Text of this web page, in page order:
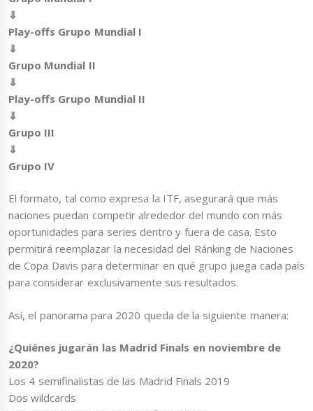
⇓
Play-offs Grupo Mundial I
⇓
Grupo Mundial II
⇓
Play-offs Grupo Mundial II
⇓
Grupo III
⇓
Grupo IV
El formato, tal como expresa la ITF, asegurará que más
naciones puedan competir alrededor del mundo con más
oportunidades para series dentro y fuera de casa. Esto
permitirá reemplazar la necesidad del Ránking de Naciones
de Copa Davis para determinar en qué grupo juega cada país
para considerar exclusivamente sus resultados.
Así, el panorama para 2020 queda de la siguiente manera:
¿Quiénes jugarán las Madrid Finals en noviembre de
2020?
Los 4 semifinalistas de las Madrid Finals 2019
Dos wildcards